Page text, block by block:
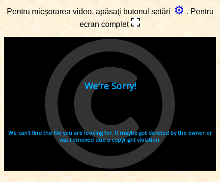
Pentru micşorarea video, apăsaţi butonul setări ⚙ . Pentru
ecran complet